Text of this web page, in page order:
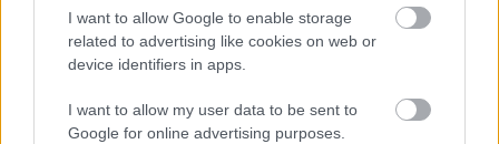
I want to allow Google to enable storage
related to advertising like cookies on web or
device identifiers in apps.
I want to allow my user data to be sent to
Google for online advertising purposes.
Και όμως μπορούν να τους κλέψουν